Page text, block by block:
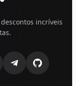
incríveis